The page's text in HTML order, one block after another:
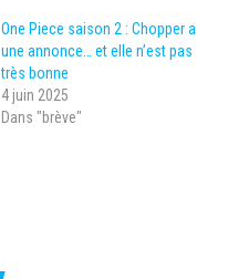
One Piece saison 2 : Chopper a
une annonce… et elle n’est pas
très bonne
4 juin 2025
Dans "brève"